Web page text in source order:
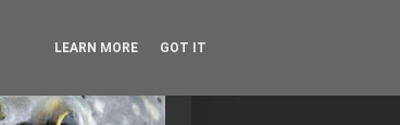
LEARN MORE GOT IT